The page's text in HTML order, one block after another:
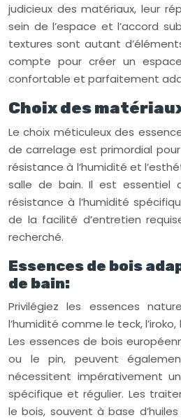
judicieux des matériaux, leur
sein de l’espace et l’accord
textures sont autant
compte pour créer un
confortable et parfaitement
Choix des
Le choix méticuleux des
de carrelage est primordial
résistance à l’humidité et
salle de bain. Il est essentiel
résistance à l’humidité
de la facilité d’entretien
recherché.
Essences de bois
de bain:
Privilégiez les essences
l’humidité comme le teck,
Les essences de bois
ou le pin, peuvent
nécessitent impérativement
spécifique et régulier. Les
le bois, souvent à base